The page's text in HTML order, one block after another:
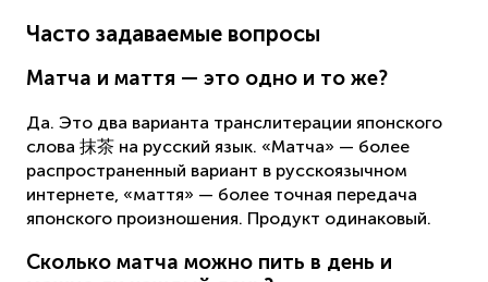
Часто задаваемые вопросы
Матча и маття — это одно и то же?
Да. Это два варианта транслитерации японского
слова 抹茶 на русский язык. «Матча» — более
распространенный вариант в русскоязычном
интернете, «маття» — более точная передача
японского произношения. Продукт одинаковый.
Сколько матча можно пить в день и